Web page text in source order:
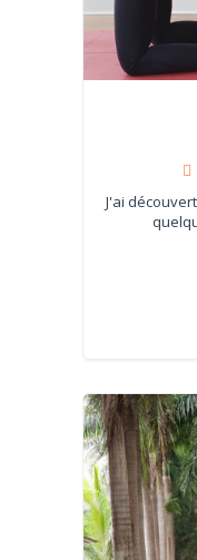
J'ai